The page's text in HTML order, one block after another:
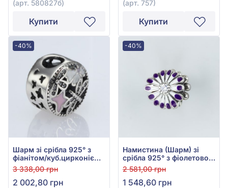
(арт. 580827б)
Купити
(арт. 757)
Купити
-40%
Шарм зі срібла 925° з
фіанітом/куб.цирконієм
та рожевою емаллю, арт.
702
3 338,00 грн
2 002,80 грн
-40%
Намистина (Шарм) зі
срібла 925° з фіолетовою
емаллю та фіолетовим
фіанітом/куб.цирконієм,
арт. 727
2 581,00 грн
1 548,60 грн